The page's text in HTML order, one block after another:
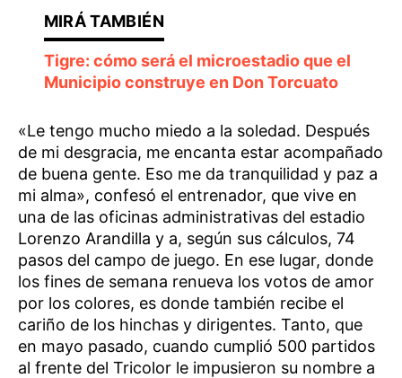
Tigre: cómo será el microestadio que el
Municipio construye en Don Torcuato
«Le tengo mucho miedo a la soledad. Después
de mi desgracia, me encanta estar acompañado
de buena gente. Eso me da tranquilidad y paz a
mi alma», confesó el entrenador, que vive en
una de las oficinas administrativas del estadio
Lorenzo Arandilla y a, según sus cálculos, 74
pasos del campo de juego. En ese lugar, donde
los fines de semana renueva los votos de amor
por los colores, es donde también recibe el
cariño de los hinchas y dirigentes. Tanto, que
en mayo pasado, cuando cumplió 500 partidos
al frente del Tricolor le impusieron su nombre a